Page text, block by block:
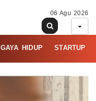
06 Agu 2026
GAYA HIDUP STARTUP